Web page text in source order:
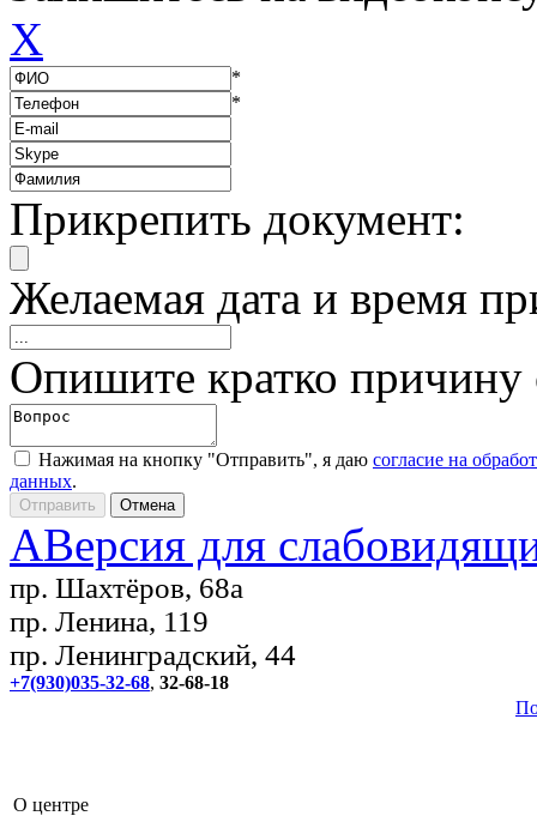
X
*
*
Прикрепить документ:
Желаемая дата и время
Опишите кратко
Нажимая на кнопку "Отправить", я даю согласие на
данных.
AВерсия для
пр. Шахтёров, 68а
пр. Ленина, 119
пр. Ленинградский, 44
+7(930)035-32-68, 32-68-18
О центре